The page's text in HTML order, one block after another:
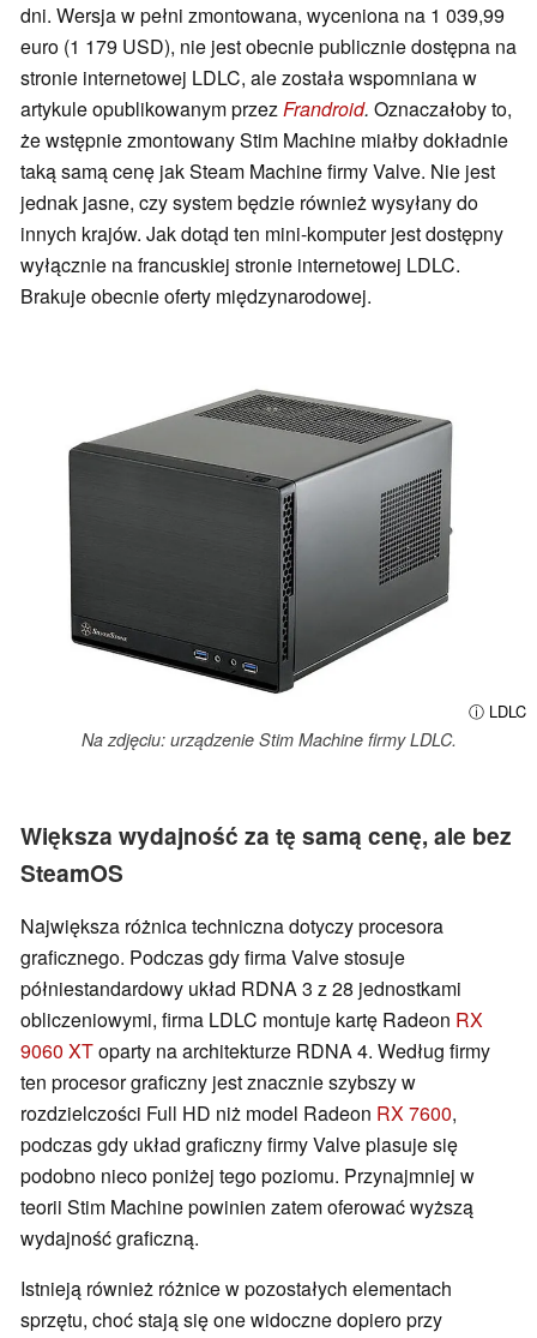
dni. Wersja w pełni zmontowana, wyceniona na 1 039,99
euro (1 179 USD), nie jest obecnie publicznie dostępna na
stronie internetowej LDLC, ale została wspomniana w
artykule opublikowanym przezFrandroid. Oznaczałoby to,
że wstępnie zmontowany Stim Machine miałby dokładnie
taką samą cenę jak Steam Machine firmy Valve. Nie jest
jednak jasne, czy system będzie również wysyłany do
innych krajów. Jak dotąd ten mini-komputer jest dostępny
wyłącznie na francuskiej stronie internetowej LDLC.
Brakuje obecnie oferty międzynarodowej.
ⓘ LDLC
Na zdjęciu: urządzenie Stim Machine firmy LDLC.
Większa wydajność za tę samą cenę, ale bez
SteamOS
Największa różnica techniczna dotyczy procesora
graficznego. Podczas gdy firma Valve stosuje
półniestandardowy układ RDNA 3 z 28 jednostkami
obliczeniowymi, firma LDLC montuje kartę Radeon RX
9060 XToparty na architekturze RDNA 4. Według firmy
ten procesor graficzny jest znacznie szybszy w
rozdzielczości Full HD niż model Radeon RX 7600,
podczas gdy układ graficzny firmy Valve plasuje się
podobno nieco poniżej tego poziomu. Przynajmniej w
teorii Stim Machine powinien zatem oferować wyższą
wydajność graficzną.
Istnieją również różnice w pozostałych elementach
sprzętu, choć stają się one widoczne dopiero przy